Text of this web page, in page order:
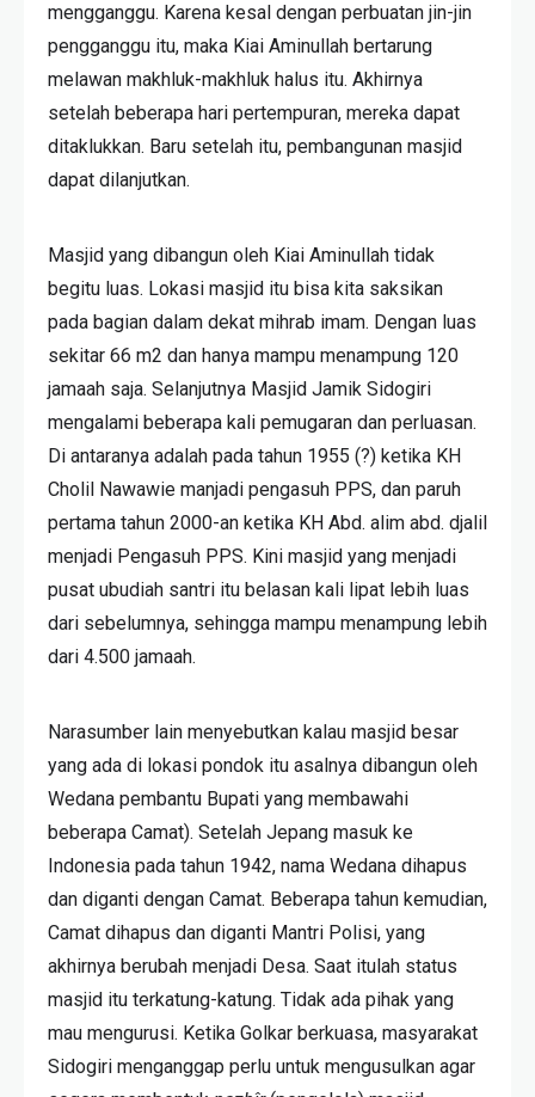
mengganggu. Karena kesal dengan perbuatan jin-jin
pengganggu itu, maka Kiai Aminullah bertarung
melawan makhluk-makhluk halus itu. Akhirnya
setelah beberapa hari pertempuran, mereka dapat
ditaklukkan. Baru setelah itu, pembangunan masjid
dapat dilanjutkan.
Masjid yang dibangun oleh Kiai Aminullah tidak
begitu luas. Lokasi masjid itu bisa kita saksikan
pada bagian dalam dekat mihrab imam. Dengan luas
sekitar 66 m2 dan hanya mampu menampung 120
jamaah saja. Selanjutnya Masjid Jamik Sidogiri
mengalami beberapa kali pemugaran dan perluasan.
Di antaranya adalah pada tahun 1955 (?) ketika KH
Cholil Nawawie manjadi pengasuh PPS, dan paruh
pertama tahun 2000-an ketika KH Abd. alim abd. djalil
menjadi Pengasuh PPS. Kini masjid yang menjadi
pusat ubudiah santri itu belasan kali lipat lebih luas
dari sebelumnya, sehingga mampu menampung lebih
dari 4.500 jamaah.
Narasumber lain menyebutkan kalau masjid besar
yang ada di lokasi pondok itu asalnya dibangun oleh
Wedana pembantu Bupati yang membawahi
beberapa Camat). Setelah Jepang masuk ke
Indonesia pada tahun 1942, nama Wedana dihapus
dan diganti dengan Camat. Beberapa tahun kemudian,
Camat dihapus dan diganti Mantri Polisi, yang
akhirnya berubah menjadi Desa. Saat itulah status
masjid itu terkatung-katung. Tidak ada pihak yang
mau mengurusi. Ketika Golkar berkuasa, masyarakat
Sidogiri menganggap perlu untuk mengusulkan agar